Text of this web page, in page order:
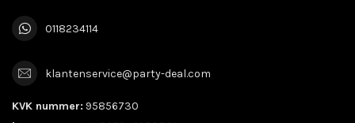
0118234114
klantenservice@party-deal.com
KVK nummer: 95856730